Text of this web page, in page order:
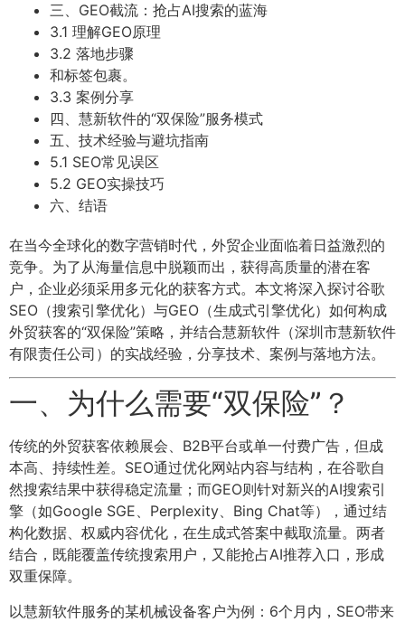
三、GEO截流：抢占AI搜索的蓝海
3.1 理解GEO原理
3.2 落地步骤
和标签包裹。
3.3 案例分享
四、慧新软件的“双保险”服务模式
五、技术经验与避坑指南
5.1 SEO常见误区
5.2 GEO实操技巧
六、结语
在当今全球化的数字营销时代，外贸企业面临着日益激烈的
竞争。为了从海量信息中脱颖而出，获得高质量的潜在客
户，企业必须采用多元化的获客方式。本文将深入探讨谷歌
SEO（搜索引擎优化）与GEO（生成式引擎优化）如何构成
外贸获客的“双保险”策略，并结合慧新软件（深圳市慧新软件
有限责任公司）的实战经验，分享技术、案例与落地方法。
一、为什么需要“双保险”？
传统的外贸获客依赖展会、B2B平台或单一付费广告，但成
本高、持续性差。SEO通过优化网站内容与结构，在谷歌自
然搜索结果中获得稳定流量；而GEO则针对新兴的AI搜索引
擎（如Google SGE、Perplexity、Bing Chat等），通过结
构化数据、权威内容优化，在生成式答案中截取流量。两者
结合，既能覆盖传统搜索用户，又能抢占AI推荐入口，形成
双重保障。
以慧新软件服务的某机械设备客户为例：6个月内，SEO带来